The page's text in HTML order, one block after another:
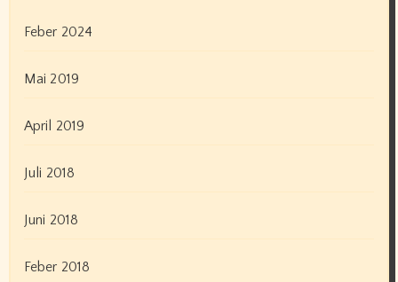
Feber 2024
Mai 2019
April 2019
Juli 2018
Juni 2018
Feber 2018